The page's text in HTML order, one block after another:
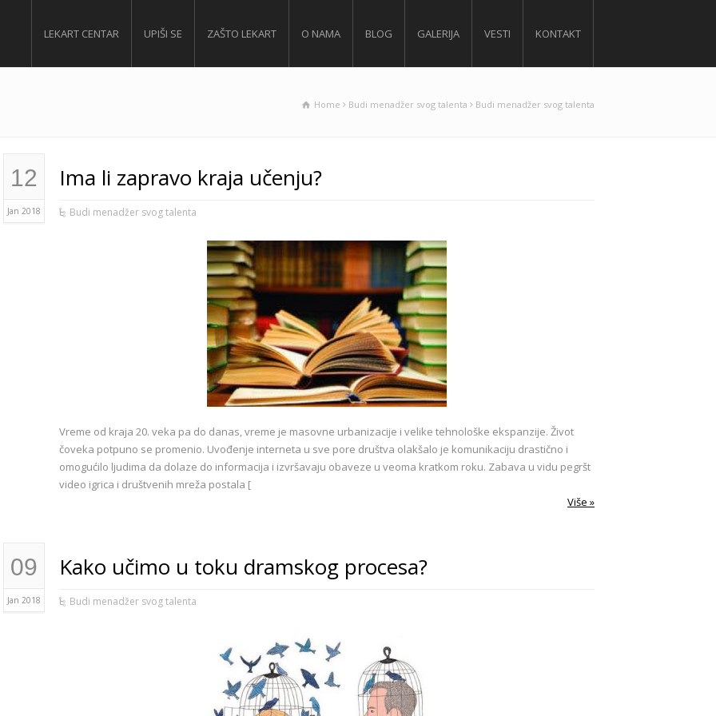
LEKART CENTAR UPIŠI SE ZAŠTO LEKART O NAMA BLOG GALERIJA VESTI KONTAKT
Home Budi menadžer svog talenta Budi menadžer svog talenta
12
Jan 2018
Ima li zapravo kraja učenju?
Budi menadžer svog talenta
Vreme od kraja 20. veka pa do danas, vreme je masovne urbanizacije i velike tehnološke ekspanzije. Život
čoveka potpuno se promenio. Uvođenje interneta u sve pore društva olakšalo je komunikaciju drastično i
omogućilo ljudima da dolaze do informacija i izvršavaju obaveze u veoma kratkom roku. Zabava u vidu pegršt
video igrica i društvenih mreža postala [
Više »
09
Jan 2018
Kako učimo u toku dramskog procesa?
Budi menadžer svog talenta